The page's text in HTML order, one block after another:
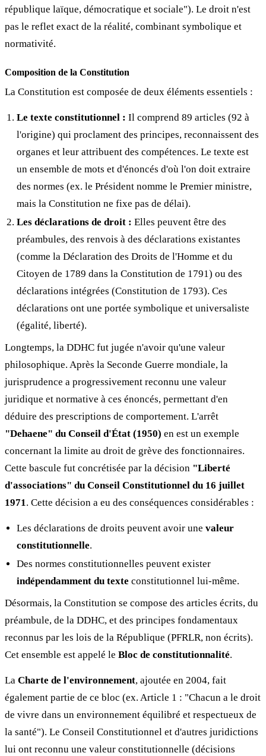
république laïque, démocratique et sociale"). Le droit n'est
pas le reflet exact de la réalité, combinant symbolique et
normativité.
Composition de la Constitution
La Constitution est composée de deux éléments essentiels :
Le texte constitutionnel : Il comprend 89 articles (92 à
l'origine) qui proclament des principes, reconnaissent des
organes et leur attribuent des compétences. Le texte est
un ensemble de mots et d'énoncés d'où l'on doit extraire
des normes (ex. le Président nomme le Premier ministre,
mais la Constitution ne fixe pas de délai).
Les déclarations de droit : Elles peuvent être des
préambules, des renvois à des déclarations existantes
(comme la Déclaration des Droits de l'Homme et du
Citoyen de 1789 dans la Constitution de 1791) ou des
déclarations intégrées (Constitution de 1793). Ces
déclarations ont une portée symbolique et universaliste
(égalité, liberté).
Longtemps, la DDHC fut jugée n'avoir qu'une valeur
philosophique. Après la Seconde Guerre mondiale, la
jurisprudence a progressivement reconnu une valeur
juridique et normative à ces énoncés, permettant d'en
déduire des prescriptions de comportement. L'arrêt
"Dehaene" du Conseil d'État (1950) en est un exemple
concernant la limite au droit de grève des fonctionnaires.
Cette bascule fut concrétisée par la décision "Liberté
d'associations" du Conseil Constitutionnel du 16 juillet
1971 . Cette décision a eu des conséquences considérables :
Les déclarations de droits peuvent avoir une valeur
constitutionnelle.
Des normes constitutionnelles peuvent exister
indépendamment du texte constitutionnel lui-même.
Désormais, la Constitution se compose des articles écrits, du
préambule, de la DDHC, et des principes fondamentaux
reconnus par les lois de la République (PFRLR, non écrits).
Cet ensemble est appelé le Bloc de constitutionnalité.
La Charte de l'environnement, ajoutée en 2004, fait
également partie de ce bloc (ex. Article 1 : "Chacun a le droit
de vivre dans un environnement équilibré et respectueux de
la santé"). Le Conseil Constitutionnel et d'autres juridictions
lui ont reconnu une valeur constitutionnelle (décisions